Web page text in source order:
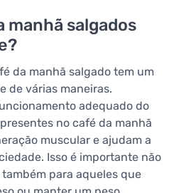
manhã salgados
da manhã salgado tem um
de várias maneiras.
adequado do
presentes no café da manhã
muscular e ajudam a
Isso é importante não
para aqueles que